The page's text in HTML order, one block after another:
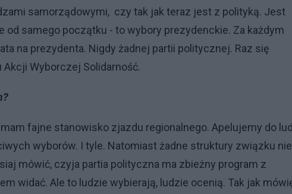
samorządowymi, czy tak jak teraz jest z polityką. Jest
od samego początku - to wybory prezydenckie. Za każdym
na prezydenta. Nigdy żadnej partii politycznej. Raz się
Akcji Wyborczej Solidarność.
fajne stanowisko zjazdu regionalnego. Apelujemy do
wyborów. I tyle. Natomiast żadne struktury związku nie
mówić, czyja partia polityczna ma zbieżny program z
widać. Ale to ludzie wybierają, ludzie ocenią. Tak jak